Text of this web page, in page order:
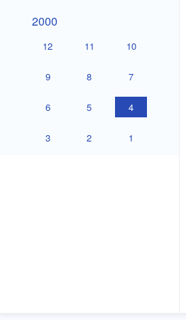
2000
2000
12 11 10
9 8 7
6 5 4
3 2 1